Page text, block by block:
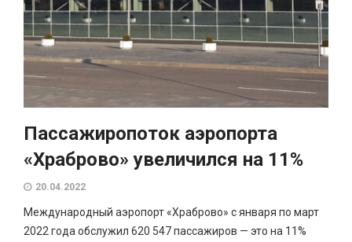
Пассажиропоток аэропорта
«Храброво» увеличился на 11%
20.04.2022
Международный аэропорт «Храброво» с января по март
2022 года обслужил 620 547 пассажиров — это на 11%